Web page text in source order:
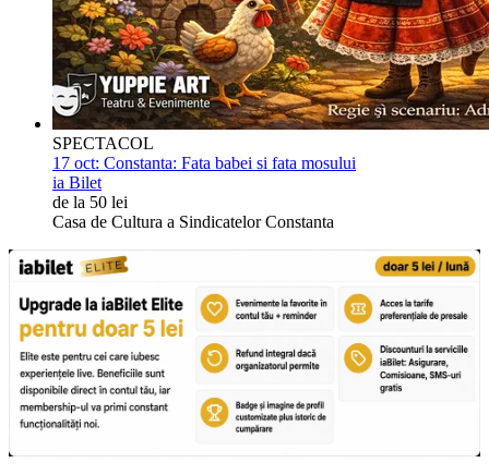
SPECTACOL
17 oct: Constanta: Fata babei si fata mosului
ia Bilet
de la 50 lei
Casa de Cultura a Sindicatelor Constanta